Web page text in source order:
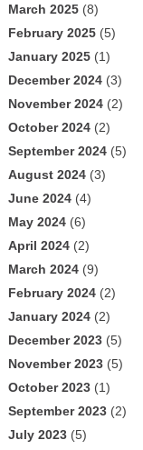
March 2025 (8)
February 2025 (5)
January 2025 (1)
December 2024 (3)
November 2024 (2)
October 2024 (2)
September 2024 (5)
August 2024 (3)
June 2024 (4)
May 2024 (6)
April 2024 (2)
March 2024 (9)
February 2024 (2)
January 2024 (2)
December 2023 (5)
November 2023 (5)
October 2023 (1)
September 2023 (2)
July 2023 (5)